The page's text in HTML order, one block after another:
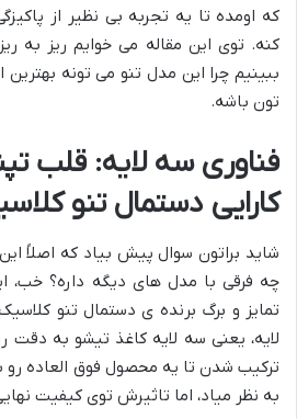
که اومده تا یه تجربه بی نظیر از
کنه. توی این مقاله می خوایم ریز به
ببینیم چرا این مدل تنو می تونه بهترین
تون باشه.
فناوری سه لایه: قلب
کارایی دستمال تنو
شاید براتون سوال پیش بیاد که اصلاً
چه فرقی با مدل های دیگه داره؟ خب،
تمایز و برگ برنده ی دستمال تنو
لایه، یعنی سه لایه کاغذ تیشو به دقت
ترکیب شدن تا یه محصول فوق العاده رو
به نظر میاد، اما تاثیرش توی کیفیت